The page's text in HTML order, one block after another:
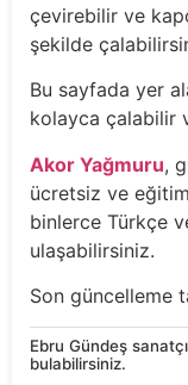
çevirebilir ve
şekilde
Bu sayfada yer
kolayca çalabilir
Akor Yağmuru,
ücretsiz ve
binlerce Türkçe
ulaşabilirsiniz.
Son güncelleme
Ebru Gündeş
bulabilirsiniz.